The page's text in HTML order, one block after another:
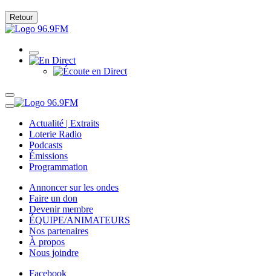
Retour
Actualité | Extraits
Loterie Radio
Podcasts
Émissions
Programmation
Annoncer sur les ondes
Faire un don
Devenir membre
ÉQUIPE/ANIMATEURS
Nos partenaires
À propos
Nous joindre
Facebook